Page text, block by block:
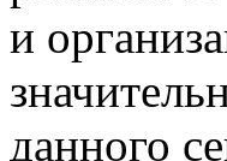
и
данного